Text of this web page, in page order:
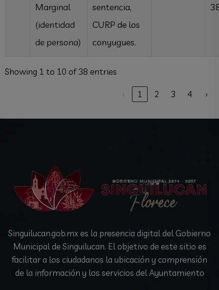
Marginal
(identidad
de persona)
sentencia,
CURP de los
conyugues.
Showing 1 to 10 of 38 entries
‹ 1 2 3 4 ›
Singuilucan.gob.mx es la presencia digital del Gobierno
Municipal de Singuilucan. El objetivo de este sitio es
facilitar a los ciudadanos la ubicación y comprensión
de la información y los servicios del Ayuntamiento